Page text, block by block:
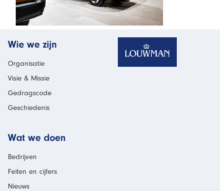
Wie we zijn
Organisatie
Visie & Missie
Gedragscode
Geschiedenis
Wat we doen
Bedrijven
Feiten en cijfers
Nieuws